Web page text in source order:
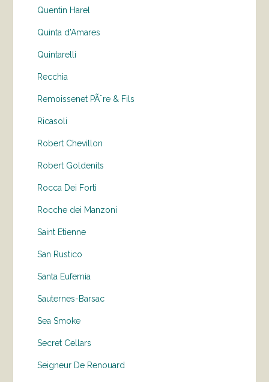
Quentin Harel
Quinta d'Amares
Quintarelli
Recchia
Remoissenet PÃ¨re & Fils
Ricasoli
Robert Chevillon
Robert Goldenits
Rocca Dei Forti
Rocche dei Manzoni
Saint Etienne
San Rustico
Santa Eufemia
Sauternes-Barsac
Sea Smoke
Secret Cellars
Seigneur De Renouard